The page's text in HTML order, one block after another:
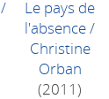
/
Le pays de
l'absence/
Christine
Orban
(2011)